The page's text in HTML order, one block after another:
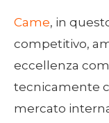
Came, in
competitivo,
eccellenza
tecnicamente
mercato